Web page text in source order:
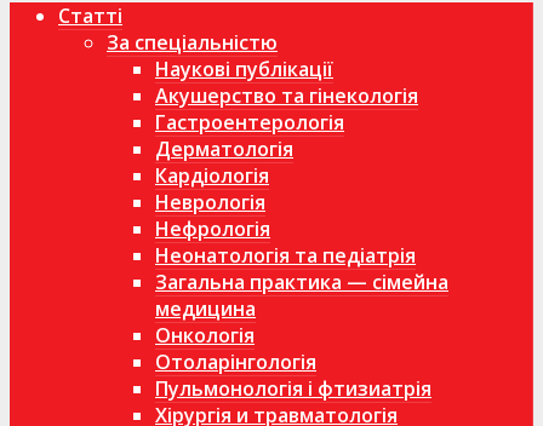
Статті
За спеціальністю
Наукові публікації
Акушерство та гінекологія
Гастроентерологія
Дерматологія
Кардіологія
Неврологія
Нефрологія
Неонатологія та педіатрія
Загальна практика — сімейна
медицина
Онкологія
Отоларінгологія
Пульмонологія і фтизиатрія
Хірургія и травматологія